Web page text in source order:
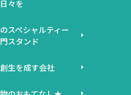
々を
スペシャルティー
スタンド
生を成す会社